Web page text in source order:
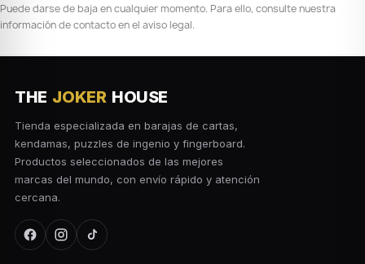
Puede darse de baja en cualquier momento. Para ello, consulte nuestra
información de contacto en el aviso legal.
THE JOKER HOUSE
Tienda especializada en barajas de cartas,
kendamas, puzzles de ingenio y fingerboard.
Productos seleccionados de las mejores
marcas del mundo, con envío rápido y atención
cercana.